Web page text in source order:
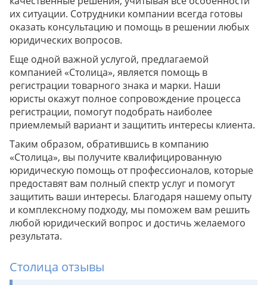
их ситуации. Сотрудники компании всегда готовы
оказать консультацию и помощь в решении любых
юридических вопросов.
Еще одной важной услугой, предлагаемой
компанией «Столица», является помощь в
регистрации товарного знака и марки. Наши
юристы окажут полное сопровождение процесса
регистрации, помогут подобрать наиболее
приемлемый вариант и защитить интересы клиента.
Таким образом, обратившись в компанию
«Столица», вы получите квалифицированную
юридическую помощь от профессионалов, которые
предоставят вам полный спектр услуг и помогут
защитить ваши интересы. Благодаря нашему опыту
и комплексному подходу, мы поможем вам решить
любой юридический вопрос и достичь желаемого
результата.
Столица отзывы